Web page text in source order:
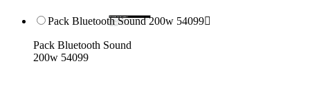
Pack Bluetooth Sound 200w 54099
Pack Bluetooth Sound
200w 54099